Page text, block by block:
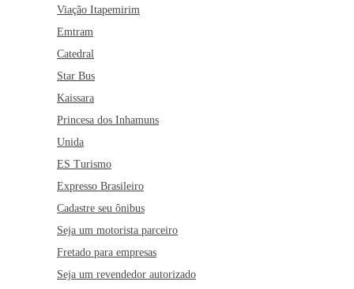
Viação Itapemirim
Emtram
Catedral
Star Bus
Kaissara
Princesa dos Inhamuns
Unida
ES Turismo
Expresso Brasileiro
Cadastre seu ônibus
Seja um motorista parceiro
Fretado para empresas
Seja um revendedor autorizado